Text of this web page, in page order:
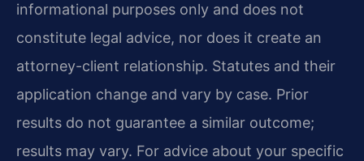
informational purposes only and does not
constitute legal advice, nor does it create an
attorney-client relationship. Statutes and their
application change and vary by case. Prior
results do not guarantee a similar outcome;
results may vary. For advice about your specific